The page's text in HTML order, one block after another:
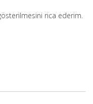
rica ederim.